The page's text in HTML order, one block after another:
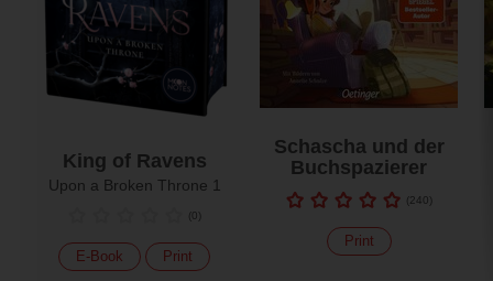
King of Ravens
Upon a Broken Throne 1
(0)
E-Book Print
Schascha und der
Buchspazierer
(240)
Print